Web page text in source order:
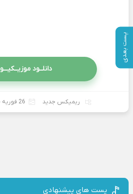
پست بعدی
دانلــود موزیــکیـــو
ریمیکس جدید 26 فوریه 2026
پست های پیشنهادی